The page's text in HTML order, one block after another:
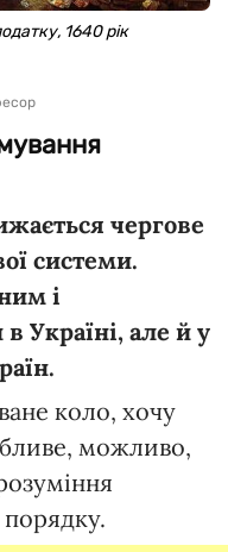
1640 рік
чергове
системи.
і
Україні, але й у
коло, хочу
можливо,